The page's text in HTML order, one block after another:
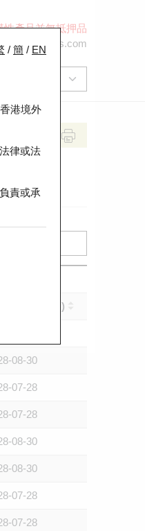
性產品並無抵押品
/ 簡 / EN
港境外
律或法
責或承
日 (年-月-日)
08-30
07-28
07-28
08-30
08-30
07-28
07-28